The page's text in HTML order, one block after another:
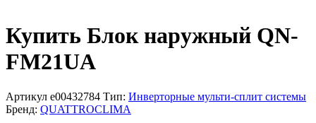
Купить Блок наружный QN-
FM21UA
Артикул e00432784 Тип: Инверторные мульти-сплит системы
Бренд: QUATTROCLIMA